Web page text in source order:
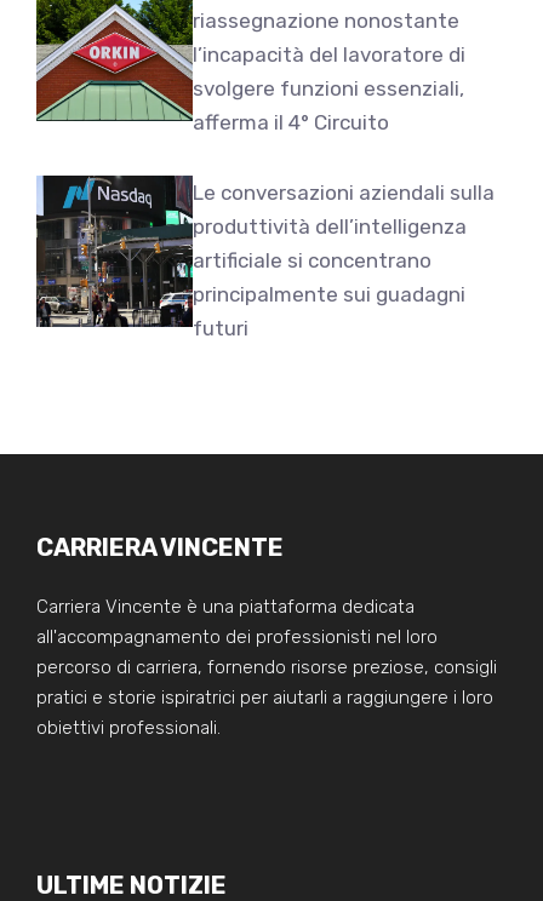
riassegnazione nonostante
l’incapacità del lavoratore di
svolgere funzioni essenziali,
afferma il 4° Circuito
Le conversazioni aziendali sulla
produttività dell’intelligenza
artificiale si concentrano
principalmente sui guadagni
futuri
CARRIERA VINCENTE
Carriera Vincente è una piattaforma dedicata
all'accompagnamento dei professionisti nel loro
percorso di carriera, fornendo risorse preziose, consigli
pratici e storie ispiratrici per aiutarli a raggiungere i loro
obiettivi professionali.
ULTIME NOTIZIE